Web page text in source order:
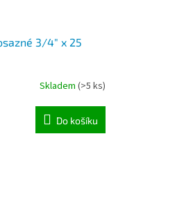
3/4" x 25
Skladem (>5 ks)
Do košíku